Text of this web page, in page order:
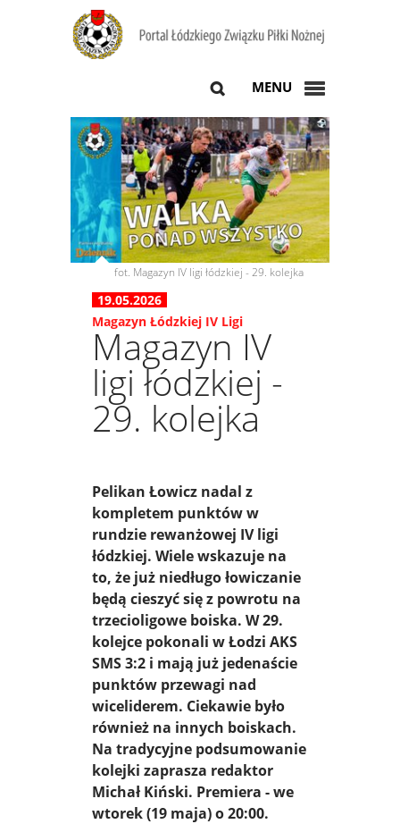
MENU
fot. Magazyn IV ligi łódzkiej - 29. kolejka
19.05.2026
Magazyn Łódzkiej IV Ligi
Magazyn IV
ligi łódzkiej -
29. kolejka
Pelikan Łowicz nadal z
kompletem punktów w
rundzie rewanżowej IV ligi
łódzkiej. Wiele wskazuje na
to, że już niedługo łowiczanie
będą cieszyć się z powrotu na
trzecioligowe boiska. W 29.
kolejce pokonali w Łodzi AKS
SMS 3:2 i mają już jedenaście
punktów przewagi nad
wiceliderem. Ciekawie było
również na innych boiskach.
Na tradycyjne podsumowanie
kolejki zaprasza redaktor
Michał Kiński. Premiera - we
wtorek (19 maja) o 20:00.